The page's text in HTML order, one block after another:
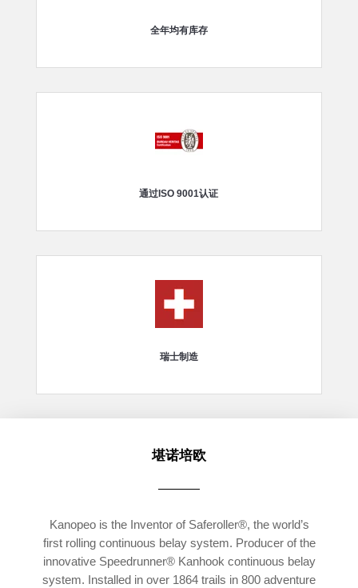
全年均有库存
通过ISO 9001认证
瑞士制造
堪诺培欧
Kanopeo is the Inventor of Saferoller®, the world’s
first rolling continuous belay system. Producer of the
innovative Speedrunner® Kanhook continuous belay
system. Installed in over 1864 trails in 800 adventure